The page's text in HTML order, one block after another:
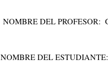
NOMBRE DEL PROFESOR:
NOMBRE DEL